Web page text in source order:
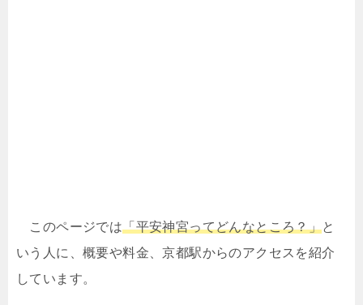
このページでは「平安神宮ってどんなところ？」と
いう人に、概要や料金、京都駅からのアクセスを紹介
しています。